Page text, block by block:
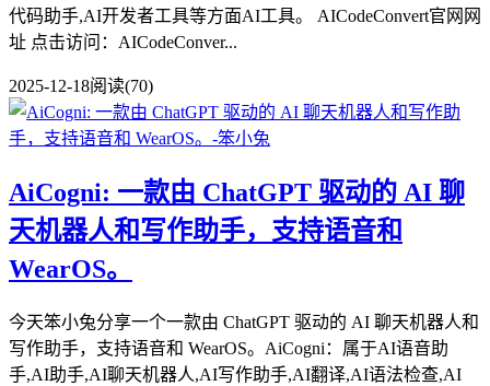
代码助手,AI开发者工具等方面AI工具。 AICodeConvert官网网
址 点击访问：AICodeConver...
2025-12-18阅读(70)
AiCogni: 一款由 ChatGPT 驱动的 AI 聊
天机器人和写作助手，支持语音和
WearOS。
今天笨小兔分享一个一款由 ChatGPT 驱动的 AI 聊天机器人和
写作助手，支持语音和 WearOS。AiCogni：属于AI语音助
手,AI助手,AI聊天机器人,AI写作助手,AI翻译,AI语法检查,AI